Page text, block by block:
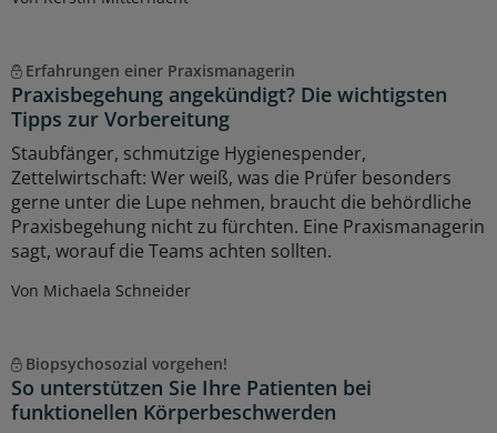
Erfahrungen einer Praxismanagerin
Praxisbegehung angekündigt? Die wichtigsten
Tipps zur Vorbereitung
Staubfänger, schmutzige Hygienespender,
Zettelwirtschaft: Wer weiß, was die Prüfer besonders
gerne unter die Lupe nehmen, braucht die behördliche
Praxisbegehung nicht zu fürchten. Eine Praxismanagerin
sagt, worauf die Teams achten sollten.
Von Michaela Schneider
Biopsychosozial vorgehen!
So unterstützen Sie Ihre Patienten bei
funktionellen Körperbeschwerden